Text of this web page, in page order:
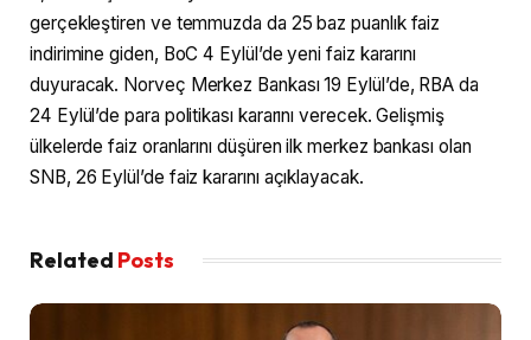
gerçekleştiren ve temmuzda da 25 baz puanlık faiz
indirimine giden, BoC 4 Eylül’de yeni faiz kararını
duyuracak. Norveç Merkez Bankası 19 Eylül’de, RBA da
24 Eylül’de para politikası kararını verecek. Gelişmiş
ülkelerde faiz oranlarını düşüren ilk merkez bankası olan
SNB, 26 Eylül’de faiz kararını açıklayacak.
Related Posts